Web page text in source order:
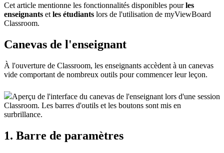
Cet article mentionne les fonctionnalités disponibles pourles
enseignants et les étudiants lors de l'utilisation de myViewBoard
Classroom.
Canevas de l'enseignant
À l'ouverture de Classroom, les enseignants accèdent à un canevas
vide comportant de nombreux outils pour commencer leur leçon.
Aperçu de l'interface du canevas de l'enseignant lors d'une session
Classroom. Les barres d'outils et les boutons sont mis en
surbrillance.
1. Barre de paramètres